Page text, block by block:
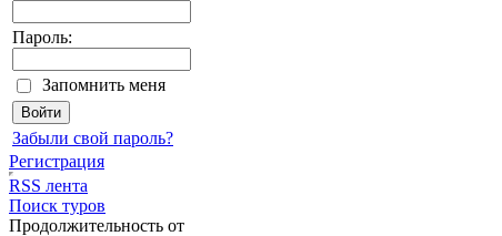
Пароль:
Запомнить меня
Забыли свой пароль?
Регистрация
RSS лента
Поиск туров
Продолжительность от